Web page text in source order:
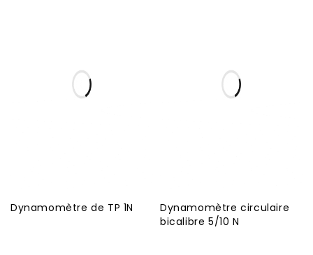
Dynamomètre de TP 1N
Dynamomètre circulaire
bicalibre 5/10 N